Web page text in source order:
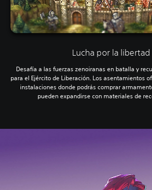
Lucha por la libertad
Desafía a las fuerzas zenoiranas en batalla y
para el Ejército de Liberación. Los asentamientos
instalaciones donde podrás comprar
pueden expandirse con materiales de